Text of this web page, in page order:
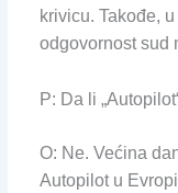
krivicu. Takođe,
odgovornost sud
P: Da li
O: Ne. Većina
Autopilot u